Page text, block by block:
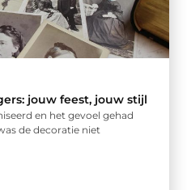
jouw feest, jouw stijl
en het gevoel gehad
de decoratie niet